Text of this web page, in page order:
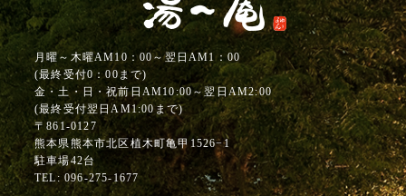
月曜～木曜AM10：00～翌日AM1：00
(最終受付0：00まで)
金・土・日・祝前日AM10:00～翌日AM2:00
(最終受付翌日AM1:00まで)
〒861-0127
熊本県熊本市北区植木町亀甲1526−1
駐車場42台
TEL: 096-275-1677